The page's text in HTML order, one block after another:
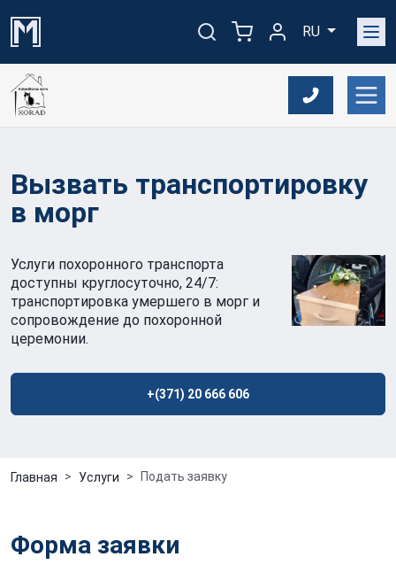
RU
Вызвать транспортировку
в морг
Услуги похоронного транспорта
доступны круглосуточно, 24/7:
транспортировка умершего в морг и
сопровождение до похоронной
церемонии.
+(371) 20 666 606
Главная Услуги Подать заявку
Форма заявки